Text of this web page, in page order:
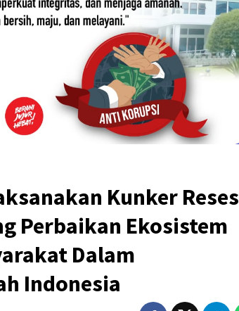
Kunker Reses
Perbaikan Ekosistem
Dalam
Indonesia